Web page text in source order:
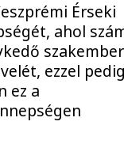
Érseki
ahol
szakember
ezzel
ez a